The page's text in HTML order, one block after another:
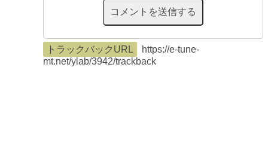
トラックバックURL
https://e-tune-
mt.net/ylab/3942/trackback